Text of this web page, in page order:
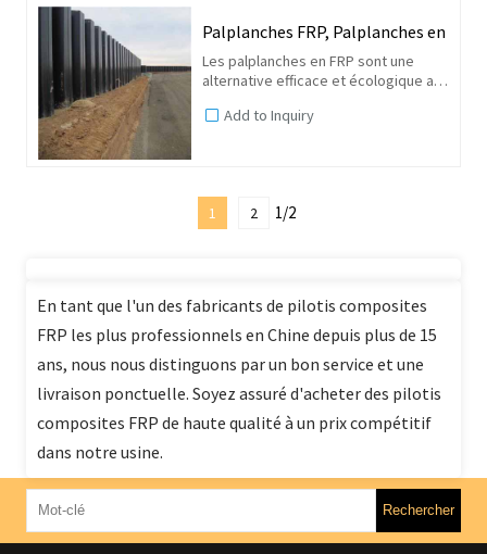
Palplanches FRP, Palplanches en
Les palplanches en FRP sont une
alternative efficace et écologique aux
structures marines, les murs anti-
Add to Inquiry
1 2 1/2
En tant que l'un des fabricants de pilotis composites
FRP les plus professionnels en Chine depuis plus de 15
ans, nous nous distinguons par un bon service et une
livraison ponctuelle. Soyez assuré d'acheter des pilotis
composites FRP de haute qualité à un prix compétitif
dans notre usine.